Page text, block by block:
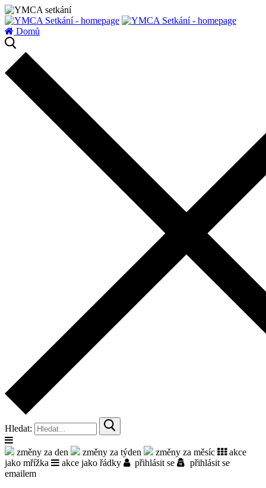
Domů
Hledat:
změny za den změny za týden změny za měsíc
akce
jako mřížka
akce jako řádky přihlásit se
přihlásit se
emailem
zatížení serveru